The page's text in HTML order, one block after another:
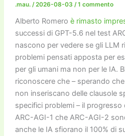
.mau. /2026-08-03 /1 commento
Alberto Romero è rimasto
successi di GPT-5.6 nel test
nascono per vedere se gli LLM
problemi pensati apposta per
per gli umani ma non per le IA.
riconoscere che – sperando
non inseriscano delle clausole
specifici problemi – il progresso
ARC-AGI-1 che ARC-AGI-2
anche le IA sfiorano il 100% di